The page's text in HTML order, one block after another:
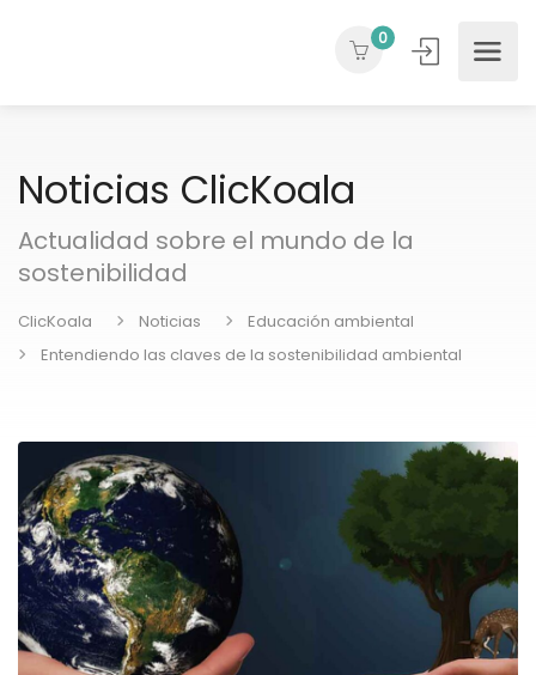
0
Noticias ClicKoala
Actualidad sobre el mundo de la
sostenibilidad
ClicKoala Noticias
Educación ambiental
Entendiendo las claves de la sostenibilidad ambiental